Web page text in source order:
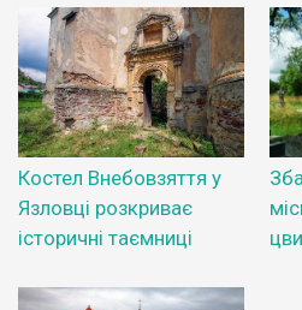
Костел Внебовзяття у
Язловці розкриває
історичні таємниці